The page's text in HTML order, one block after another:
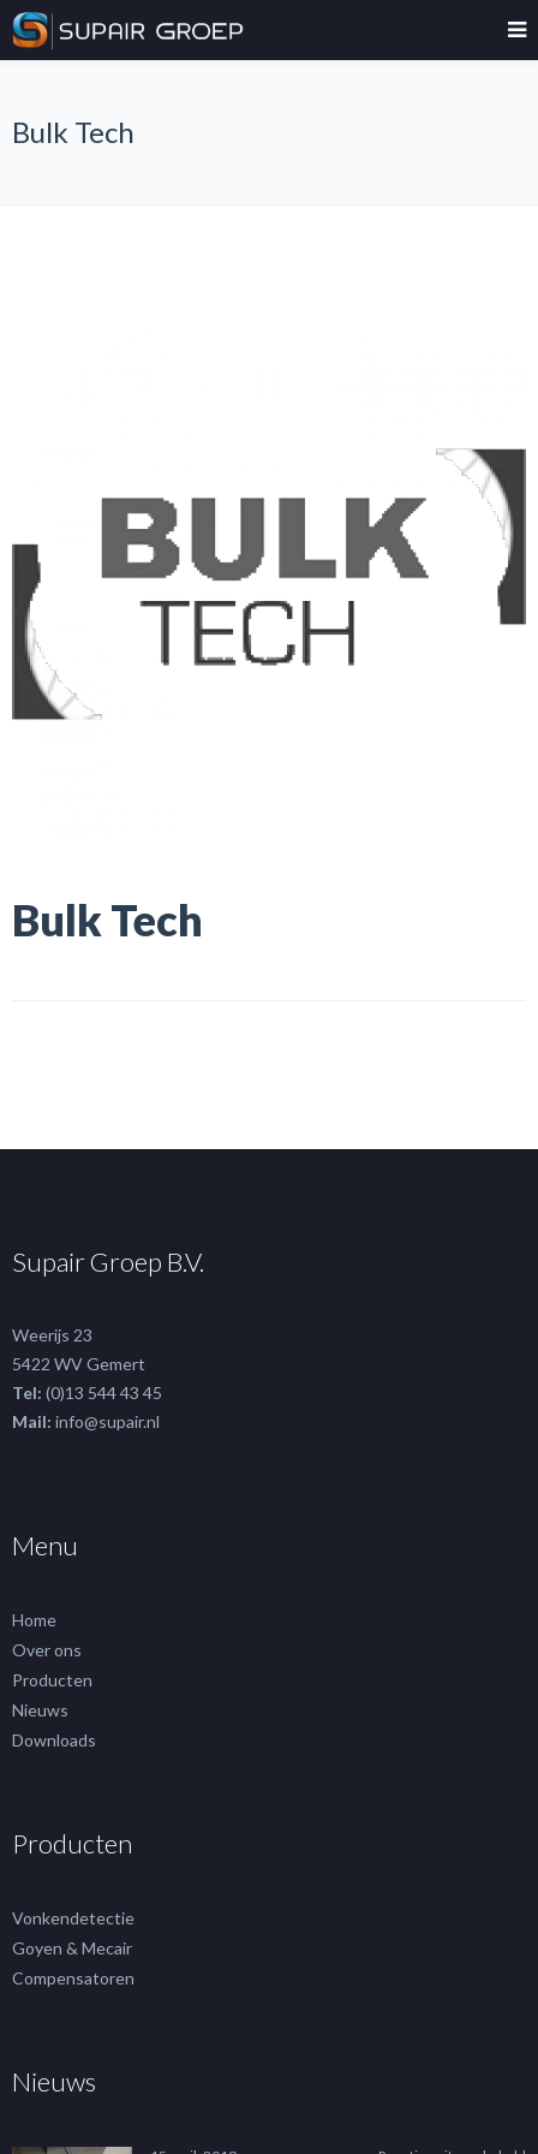
Bulk Tech
Bulk Tech
Supair Groep B.V.
Weerijs 23
5422 WV Gemert
Tel: (0)13 544 43 45
Mail: info@supair.nl
Menu
Home
Over ons
Producten
Nieuws
Downloads
Producten
Vonkendetectie
Goyen & Mecair
Compensatoren
Nieuws